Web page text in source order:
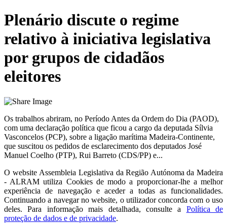
Plenário discute o regime
relativo à iniciativa legislativa
por grupos de cidadãos
eleitores
Os trabalhos abriram, no Período Antes da Ordem do Dia (PAOD),
com uma declaração política que ficou a cargo da deputada Sílvia
Vasconcelos (PCP), sobre a ligação marítima Madeira-Continente,
que suscitou os pedidos de esclarecimento dos deputados José
Manuel Coelho (PTP), Rui Barreto (CDS/PP) e...
O website Assembleia Legislativa da Região Autónoma da Madeira
- ALRAM utiliza Cookies de modo a proporcionar-lhe a melhor
experiência de navegação e aceder a todas as funcionalidades.
Continuando a navegar no website, o utilizador concorda com o uso
deles. Para informação mais detalhada, consulte a
Política de
proteção de dados e de privacidade.